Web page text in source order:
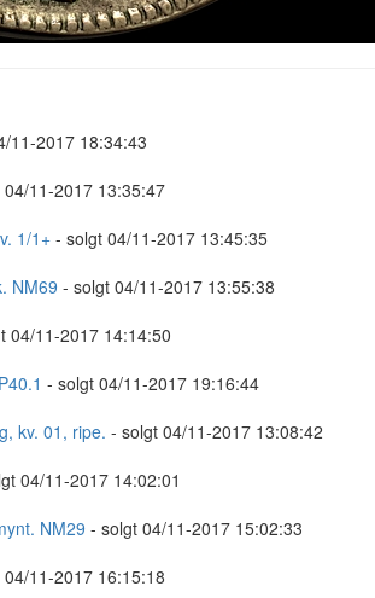
11-2017 18:34:43
11-2017 13:35:47
1/1+- solgt 04/11-2017 13:45:35
NM69 - solgt 04/11-2017 13:55:38
04/11-2017 14:14:50
- solgt 04/11-2017 19:16:44
kv. 01, ripe. - solgt 04/11-2017 13:08:42
04/11-2017 14:02:01
NM29 - solgt 04/11-2017 15:02:33
11-2017 16:15:18